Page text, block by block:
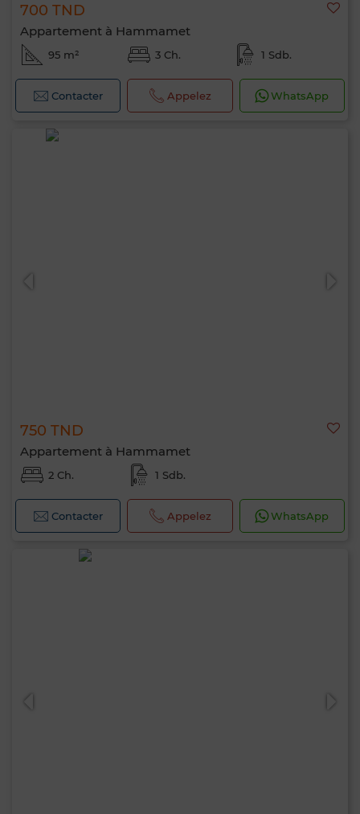
700 TND
Appartement à Hammamet
95 m² 3 Ch. 1 Sdb.
Contacter Appelez WhatsApp
750 TND
Appartement à Hammamet
2 Ch. 1 Sdb.
Contacter Appelez WhatsApp